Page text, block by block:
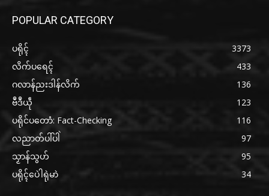
POPULAR CATEGORY
ပရိုၚ်
3373
လိက်ပရေၚ်
433
ဂလာန်ညးဒါန်လိက်
136
ဗဳဒဳယဵု
123
ပရိုင်ပတောံ: Fact-Checking
116
လညာတ်ပါ်ပါဲ
97
သၟာန်သွဟ်
95
ပရိုၚ်ပေဲါရုဲမာဲ
34